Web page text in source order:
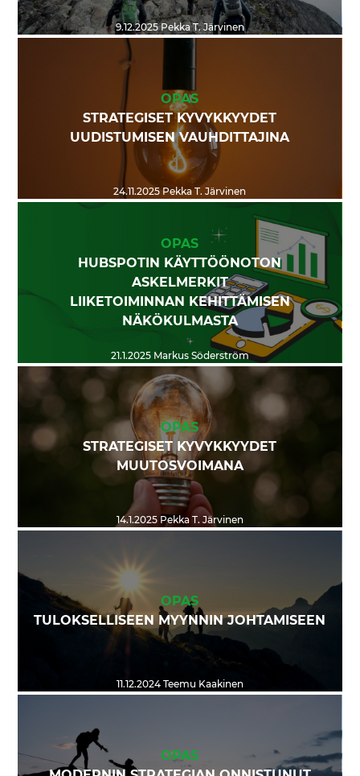
9.12.2025Pekka T. Järvinen
OPAS
STRATEGISET KYVYKKYYDET
UUDISTUMISEN VAUHDITTAJINA
24.11.2025Pekka T. Järvinen
OPAS
HUBSPOTIN KÄYTTÖÖNOTON
ASKELMERKIT
LIIKETOIMINNAN KEHITTÄMISEN
NÄKÖKULMASTA
21.1.2025Markus Söderström
OPAS
STRATEGISET KYVYKKYYDET
MUUTOSVOIMANA
14.1.2025Pekka T. Järvinen
OPAS
TULOKSELLISEEN MYYNNIN JOHTAMISEEN
11.12.2024Teemu Kaakinen
OPAS